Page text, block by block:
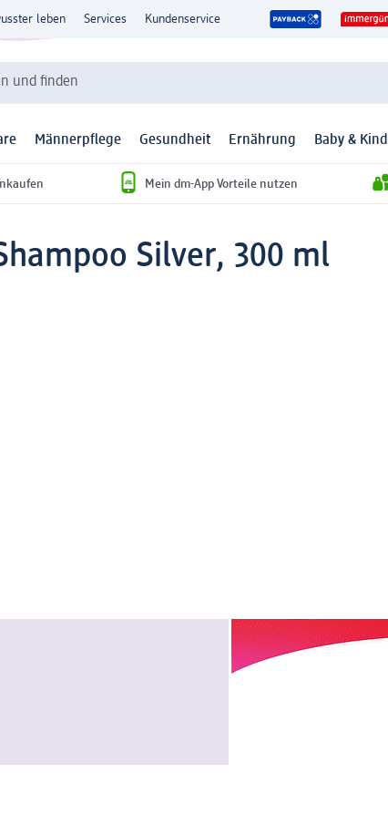
leben Services Kundenservice
und finden
Männerpflege Gesundheit Ernährung Baby & Kind
Mein dm-App Vorteile nutzen
Silver, 300 ml